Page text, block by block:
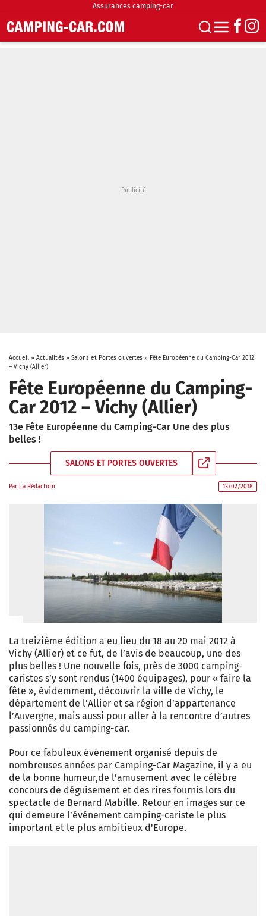
Assurances camping-car
Accueil» Actualités» Salons et Portes ouvertes » Fête Européenne du Camping-Car 2012
– Vichy (Allier)
Fête Européenne du Camping-
Car 2012 – Vichy (Allier)
13e Fête Européenne du Camping-Car Une des plus
belles !
SALONS ET PORTES OUVERTES
Par La Rédaction 13/02/2018
La treizième édition a eu lieu du 18 au 20 mai 2012 à
Vichy (Allier) et ce fut, de l’avis de beaucoup, une des
plus belles ! Une nouvelle fois, près de 3000 camping-
caristes s’y sont rendus (1400 équipages), pour « faire la
fête », évidemment, découvrir la ville de Vichy, le
département de l’Allier et sa région d’appartenance
l’Auvergne, mais aussi pour aller à la rencontre d’autres
passionnés du camping-car.
Pour ce fabuleux événement organisé depuis de
nombreuses années par Camping-Car Magazine, il y a eu
de la bonne humeur,de l’amusement avec le célèbre
concours de déguisement et des rires fournis lors du
spectacle de Bernard Mabille. Retour en images sur ce
qui demeure l’événement camping-cariste le plus
important et le plus ambitieux d'Europe.